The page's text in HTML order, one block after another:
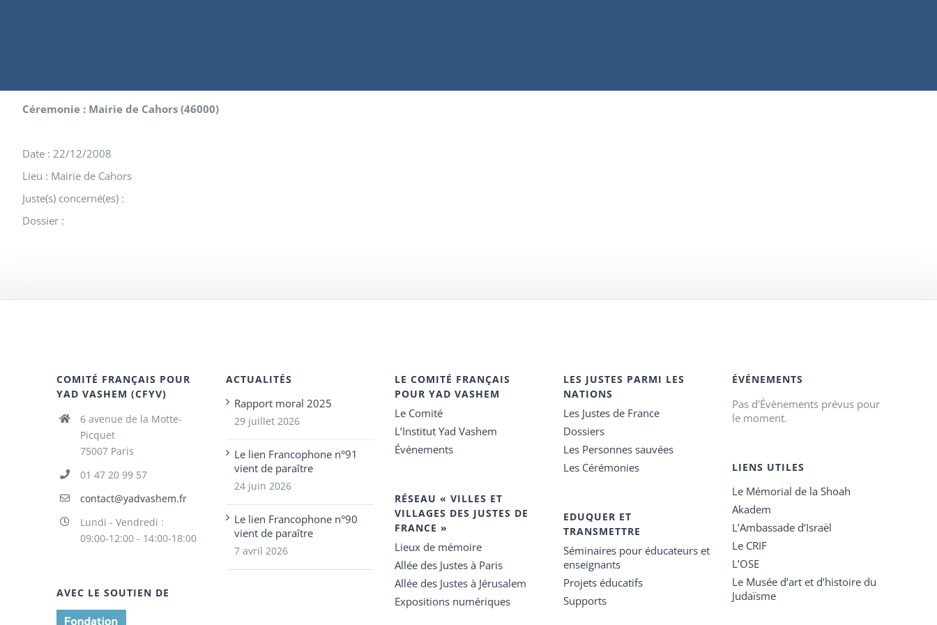
Céremonie : Mairie de Cahors (46000)
Date : 22/12/2008
Lieu : Mairie de Cahors
Juste(s) concerné(es) :
Dossier :
COMITÉ FRANÇAIS POUR
YAD VASHEM (CFYV)
6 avenue de la Motte-
Picquet
75007 Paris
01 47 20 99 57
contact@yadvashem.fr
Lundi - Vendredi :
09:00-12:00 - 14:00-18:00
AVEC LE SOUTIEN DE
ACTUALITÉS
Rapport moral 2025
29 juillet 2026
Le lien Francophone n°91
vient de paraître
24 juin 2026
Le lien Francophone n°90
vient de paraître
7 avril 2026
LE COMITÉ FRANÇAIS
POUR YAD VASHEM
Le Comité
L’Institut Yad Vashem
Événements
RÉSEAU « VILLES ET
VILLAGES DES JUSTES DE
FRANCE »
Lieux de mémoire
Allée des Justes à Paris
Allée des Justes à Jérusalem
Expositions numériques
LES JUSTES PARMI LES
NATIONS
Les Justes de France
Dossiers
Les Personnes sauvées
Les Cérémonies
EDUQUER ET
TRANSMETTRE
Séminaires pour éducateurs et
enseignants
Projets éducatifs
Supports
ÉVÉNEMENTS
Pas d'Évènements prévus pour
le moment.
LIENS UTILES
Le Mémorial de la Shoah
Akadem
L’Ambassade d’Israël
Le CRIF
L’OSE
Le Musée d’art et d’histoire du
Judaïsme